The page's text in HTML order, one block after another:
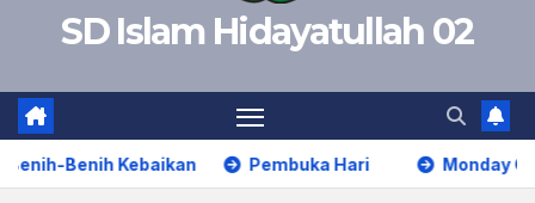
SD Islam Hidayatullah 02
Kebaikan Pembuka Hari Monday Clean